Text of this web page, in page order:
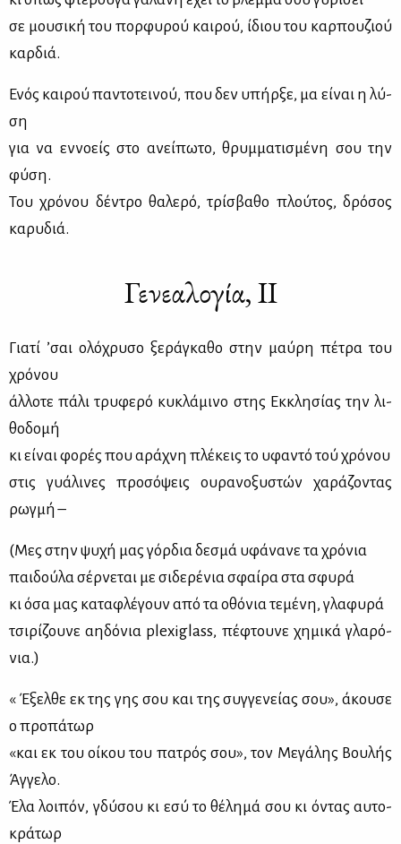
σε μου­σι­κή του πορ­φυ­ρού και­ρού, ίδιου του καρ­που­ζιού
καρ­διά.
Ενός και­ρού πα­ντο­τει­νού, που δεν υπήρ­ξε, μα εί­ναι η λύ­
ση
για να εν­νο­είς στο ανεί­πω­το, θρυμ­μα­τι­σμέ­νη σου την
φύ­ση.
Του χρό­νου δέ­ντρο θα­λε­ρό, τρί­σβα­θο πλού­τος, δρό­σος
κα­ρυ­διά.
Γενεαλογία, ΙΙ
Για­τί ’σαι ολό­χρυ­σο ξε­ρά­γκα­θο στην μαύ­ρη πέ­τρα του
χρό­νου
άλ­λο­τε πά­λι τρυ­φε­ρό κυ­κλά­μι­νο στης Eκ­κλη­σί­ας την λι­
θο­δο­μή
κι εί­ναι φο­ρές που αρά­χνη πλέ­κεις το υφα­ντό τού χρό­νου
στις γυά­λι­νες προ­σό­ψεις ου­ρα­νο­ξυ­στών χα­ρά­ζο­ντας
ρωγ­μή –
(Μες στην ψυ­χή μας γόρ­δια δε­σμά υφά­να­νε τα χρό­νια
παι­δού­λα σέρ­νε­ται με σι­δε­ρέ­νια σφαί­ρα στα σφυ­ρά
κι όσα μας κα­τα­φλέ­γουν από τα οθό­νια τε­μέ­νη, γλα­φυ­ρά
τσι­ρί­ζου­νε αη­δό­νια plexiglass, πέ­φτου­νε χη­μι­κά γλα­ρό­
νια.)
« Έξελ­θε εκ της γης σου και της συγ­γε­νεί­ας σου», άκου­σε
ο προ­πά­τωρ
«και εκ του οί­κου του πα­τρός σου», τον Με­γά­λης Βου­λής
Άγ­γε­λο.
Έλα λοι­πόν, γδύ­σου κι εσύ το θέ­λη­μά σου κι όντας αυ­το­
κρά­τωρ